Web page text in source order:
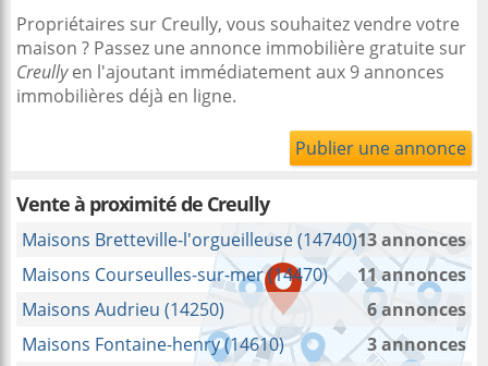
Propriétaires sur Creully, vous souhaitez vendre votre
maison ? Passez une annonce immobilière gratuite sur
Creullyen l'ajoutant immédiatement aux 9 annonces
immobilières déjà en ligne.
Publier une annonce
Vente à proximitéde Creully
Maisons Bretteville-l'orgueilleuse (14740)13 annonces
Maisons Courseulles-sur-mer (14470)
11 annonces
Maisons Audrieu (14250)
6 annonces
Maisons Fontaine-henry (14610)
3 annonces